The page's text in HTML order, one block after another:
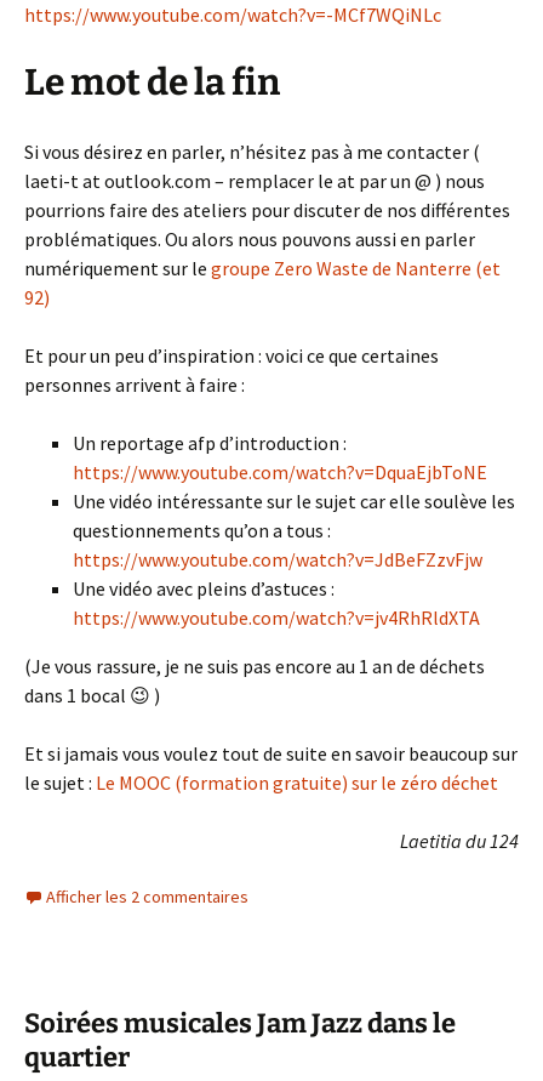
https://www.youtube.com/watch?v=-MCf7WQiNLc
Le mot de la fin
Si vous désirez en parler, n’hésitez pas à me contacter (
laeti-t at outlook.com – remplacer le at par un @ ) nous
pourrions faire des ateliers pour discuter de nos différentes
problématiques. Ou alors nous pouvons aussi en parler
numériquement sur le groupe Zero Waste de Nanterre (et
92)
Et pour un peu d’inspiration : voici ce que certaines
personnes arrivent à faire :
Un reportage afp d’introduction :
https://www.youtube.com/watch?v=DquaEjbToNE
Une vidéo intéressante sur le sujet car elle soulève les
questionnements qu’on a tous :
https://www.youtube.com/watch?v=JdBeFZzvFjw
Une vidéo avec pleins d’astuces :
https://www.youtube.com/watch?v=jv4RhRldXTA
(Je vous rassure, je ne suis pas encore au 1 an de déchets
dans 1 bocal 😉 )
Et si jamais vous voulez tout de suite en savoir beaucoup sur
le sujet : Le MOOC (formation gratuite) sur le zéro déchet
Laetitia du 124
Afficher les 2 commentaires
Soirées musicales Jam Jazz dans le
quartier